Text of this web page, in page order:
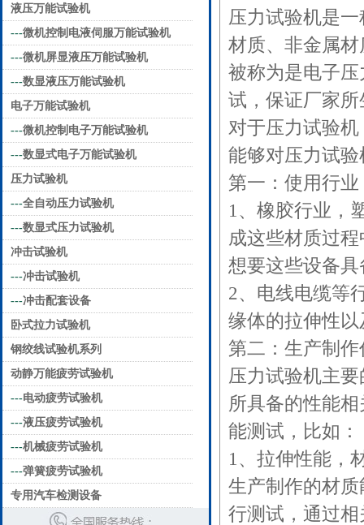
液压万能试验机
---微机控制电液伺服万能试验机
---微机屏显液压万能试验机
---数显液压万能试验机
电子万能试验机
---微机控制电子万能试验机
---数显式电子万能试验机
压力试验机
---全自动压力试验机
---数显式压力试验机
冲击试验机
---冲击试验机
---冲击配套设备
卧式拉力试验机
钢绞线试验机系列
动静万能疲劳试验机
---电动疲劳试验机
---液压疲劳试验机
---机械疲劳试验机
---弹簧疲劳试验机
专用汽车检测设备
压力试验机是
材质、非金属
被称为是电子
试，保证厂家
对于压力试验
能够对压力试
第一：使用
1、橡胶行业，
成这些材质过
想要这些设备
2、电线电缆等
缘体的拉伸性
第二：生产
压力试验机主
所具备的性能
能测试，比
1、拉伸性能，
生产制作的材
行测试，通过